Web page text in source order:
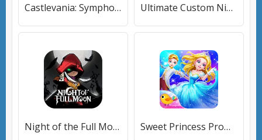
Castlevania: Symphony of the Night Ultimate Custom Night
Night of the Full Moon Sweet Princess Prom Night